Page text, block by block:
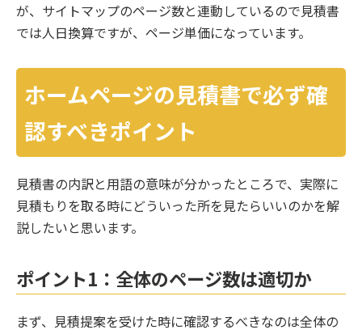
が、サイトマップのページ数と連動しているので見積書
では人日換算ですが、ページ単価になっています。
ホームページの見積書で必ず確
認すべきポイント
見積書の内訳と用語の意味が分かったところで、実際に
見積もりを取る時にどういった所を見たらいいのかを解
説したいと思います。
ポイント1：全体のページ数は適切か
まず、見積提案を受けた時に確認するべきなのは全体の